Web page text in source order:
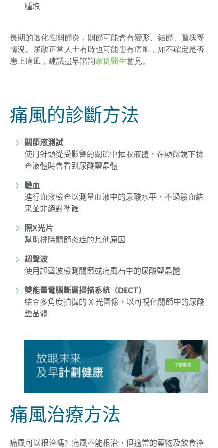
腫塊
長期的退化性關節炎，關節可能會有變形、結節 、腫塊等
情況。
尿酸正常人士有時也可能患有痛風 ， 如不確定是否
患上痛風 ，建議盡早諮詢家庭醫生意見。
痛風的診斷方法
關節液測試
使用針頭從受影響的關節中抽取液體，在顯微鏡下檢
查液體時會看到尿酸鹽晶體
驗血
進行血液檢查以測量血液中的尿酸水平，不過驗血結
果並非絕對準確
照X光片
幫助排除關節炎症的其他原因
超聲波
使用超聲波檢測關節或痛風石中的尿酸鹽晶體
雙能量電腦斷層掃描系統（DECT）
結合多角度拍攝的 X 光圖像，以可視化關節中的尿酸
鹽晶體
痛風治療方法
痛風可以根治嗎? 痛風不能根治，但適當的藥物及飲食控